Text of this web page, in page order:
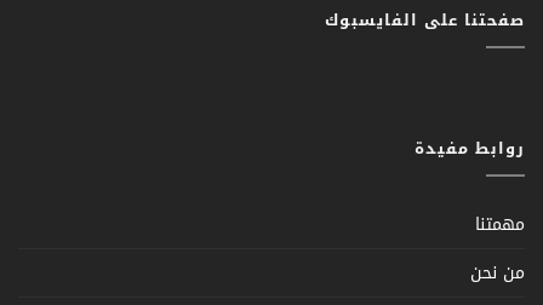
صفحتنا على الفايسبوك
روابط مفيدة
مهمتنا
من نحن